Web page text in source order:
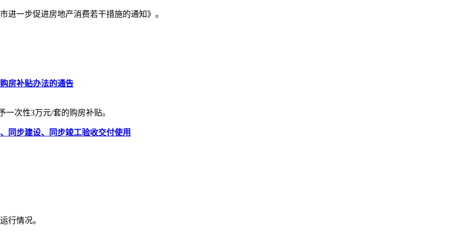
进一步促进房地产消费若干措施的通知》。
房补贴办法的通告
次性3万元/套的购房补贴。
同步建设、同步竣工验收交付使用
行情况。